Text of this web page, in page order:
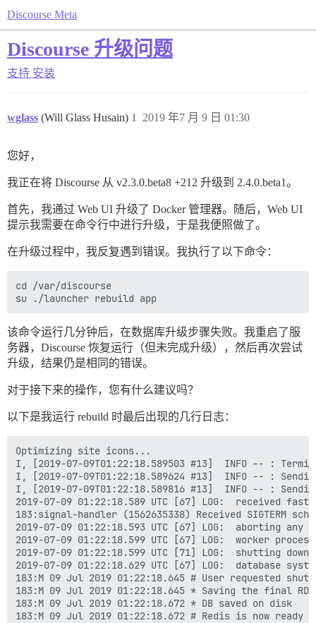
Discourse Meta
Discourse 升级问题
支持 安装
wglass (Will Glass Husain) 2019 年7 月 9 日 01:30
1
您好，
我正在将 Discourse 从 v2.3.0.beta8 +212 升级到 2.4.0.beta1。
首先，我通过 Web UI 升级了 Docker 管理器。随后，Web UI
提示我需要在命令行中进行升级，于是我便照做了。
在升级过程中，我反复遇到错误。我执行了以下命令：
cd /var/discourse
该命令运行几分钟后，在数据库升级步骤失败。我重启了服
务器，Discourse 恢复运行（但未完成升级），然后再次尝试
升级，结果仍是相同的错误。
对于接下来的操作，您有什么建议吗？
以下是我运行 rebuild 时最后出现的几行日志：
Optimizing site icons...
I, [2019-07-09T01:22:18.589503 #13]  INFO -- :
I, [2019-07-09T01:22:18.589624 #13]  INFO -- :
I, [2019-07-09T01:22:18.589816 #13]  INFO -- :
2019-07-09 01:22:18.589 UTC [67] LOG:  received fast
183:signal-handler (1562635338) Received SIGTERM
2019-07-09 01:22:18.593 UTC [67] LOG:  aborting
2019-07-09 01:22:18.599 UTC [67] LOG:  worker
2019-07-09 01:22:18.599 UTC [71] LOG:  shutting down
2019-07-09 01:22:18.629 UTC [67] LOG:  database
183:M 09 Jul 2019 01:22:18.645 # User requested
183:M 09 Jul 2019 01:22:18.645 * Saving the final
183:M 09 Jul 2019 01:22:18.672 * DB saved on disk
183:M 09 Jul 2019 01:22:18.672 # Redis is now